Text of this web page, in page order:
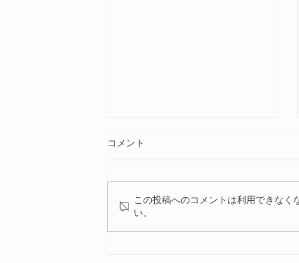
料金改定のお知らせ
平素よりはまなこサイクルをご愛
軽に安心してご利用いただけるレ
ンタサイクルを提供できるよう、
企業努力にて価格維持に努めてま
コメント
この投稿へのコメントは利用できなく
い。